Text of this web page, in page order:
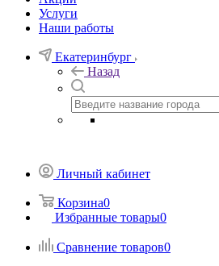
Услуги
Наши работы
Екатеринбург
Назад
Личный кабинет
Корзина0
Избранные товары0
Сравнение товаров0